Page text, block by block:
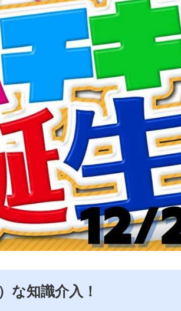
な知識介入！